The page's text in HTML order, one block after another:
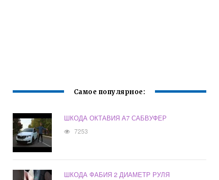
Самое популярное:
ШКОДА ОКТАВИЯ А7 САБВУФЕР
7253
ШКОДА ФАБИЯ 2 ДИАМЕТР РУЛЯ